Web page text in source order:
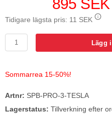
895 SEK
Tidigare lägsta pris: 11 SEK
Lägg
Sommarrea 15-50%!
Artnr: SPB-PRO-3-TESLA
Lagerstatus: Tillverkning efter